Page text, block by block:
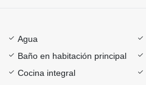
Agua
Baño en habitación principal
Cocina integral